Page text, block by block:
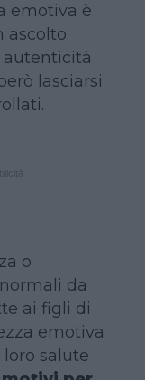
emotiva è
ascolto
autenticità
lasciarsi
o
da
ai figli di
emotiva
salute